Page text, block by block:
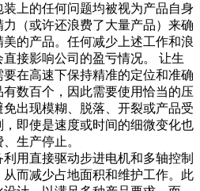
上的任何问题均被视为产品自身
（或许还浪费了大量产品）来确
的产品。任何减少上述工作和浪
接影响公司的盈亏情况。 让生
在高速下保持精准的定位和准确
数百个，因此需要使用恰当的压
出现模糊、脱落、开裂或产品受
即使是速度或时间的细微变化也
生产停止。
用直接驱动步进电机和多轴控制
而减少占地面积和维护工作。此